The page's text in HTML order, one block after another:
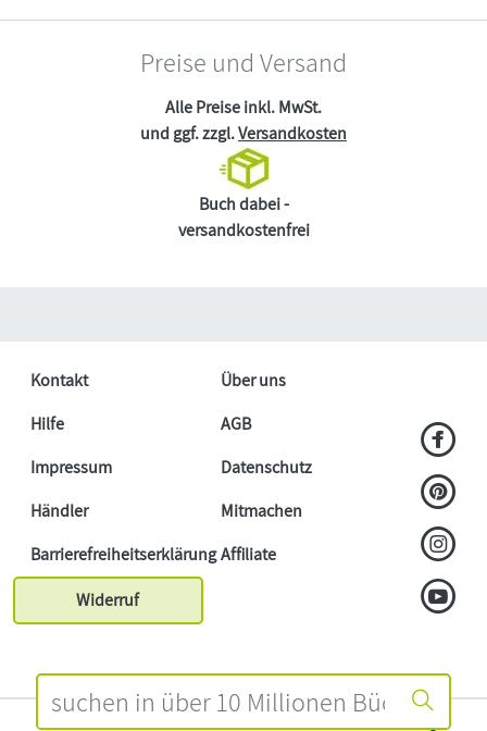
Preise und Versand
Alle Preise inkl. MwSt.
und ggf. zzgl.Versandkosten
Buch dabei -
versandkostenfrei
Kontakt
Über uns
Hilfe
AGB
Impressum
Datenschutz
Händler
Mitmachen
BarrierefreiheitserklärungAffiliate
Widerruf